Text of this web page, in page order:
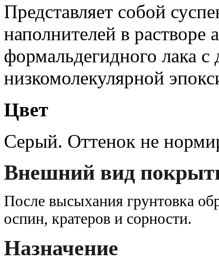
Представляет собой
наполнителей в
формальдегидного лака с
низкомолекулярной
Цвет
Серый. Оттенок не
Внешний вид
После высыхания грунтовка
оспин, кратеров и сорности.
Назначение